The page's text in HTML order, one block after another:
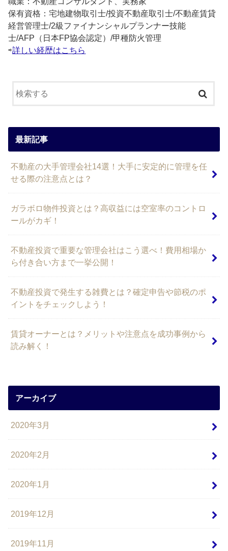
保有資格：宅地建物取引士/投資不動産取引士/不動産賃貸
経営管理士/2級ファイナンシャルプランナー技能
士/AFP（日本FP協会認定）/甲種防火管理
⇨詳しい経歴はこちら
最新記事
不動産の大手管理会社14選！大手に安定的に管理を任
せる際の注意点とは？
ガラボロ物件投資とは？高収益には空室率のコントロ
ールがカギ！
不動産投資で重要な管理会社はこう選べ！費用相場か
ら付き合い方まで一挙公開！
不動産投資で発生する雑費とは？確定申告や節税のポ
イントをチェックしよう！
賃貸オーナーとは？メリットや注意点を成功事例から
読み解く！
アーカイブ
2020年3月
2020年2月
2020年1月
2019年12月
2019年11月